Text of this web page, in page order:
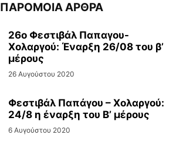
ΠΑΡΟΜΟΙΑ ΑΡΘΡΑ
26ο Φεστιβάλ Παπαγου-
Χολαργού: Έναρξη 26/08 του β’
μέρους
26 Αυγούστου 2020
Φεστιβάλ Παπάγου – Χολαργού:
24/8 η έναρξη του Β’ μέρους
6 Αυγούστου 2020